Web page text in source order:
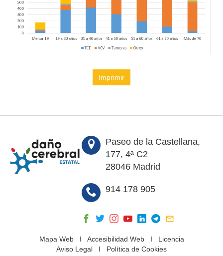
Imprimir
Paseo de la Castellana,
177, 4ª C2
28046 Madrid
914 178 905
Mapa WebI Accesibilidad WebI Licencia
Aviso Legal I Política de Cookies